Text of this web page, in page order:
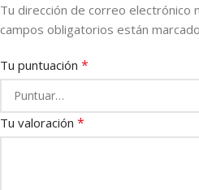
Tu dirección de correo electrónico
campos obligatorios están
Tu puntuación *
Tu valoración *